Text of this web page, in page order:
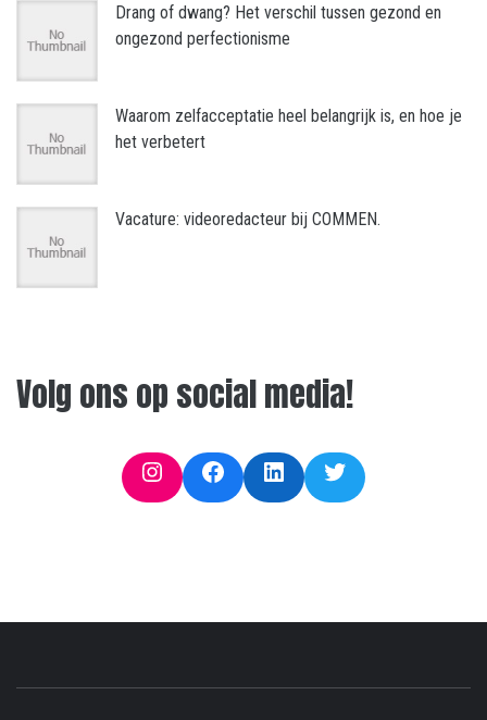
Drang of dwang? Het verschil tussen gezond en
ongezond perfectionisme
Waarom zelfacceptatie heel belangrijk is, en hoe je
het verbetert
Vacature: videoredacteur bij COMMEN.
Volg ons op social media!
InstagramFacebookLinkedInTwitter